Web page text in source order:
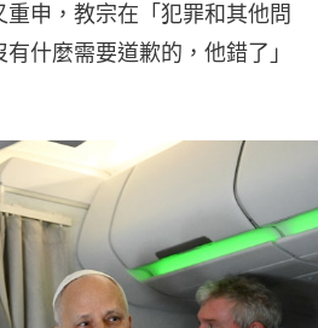
申，教宗在「犯罪和其他問
什麼需要道歉的，他錯了」